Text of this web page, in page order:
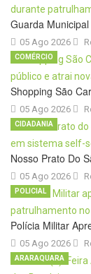
Guarda
05 Ago 2026
Shopping São
05 Ago 2026
COMÉRCIO
Nosso Prato Do
05 Ago 2026
CIDADANIA
Polícia Militar
05 Ago 2026
POLICIAL
ARARAQUARA